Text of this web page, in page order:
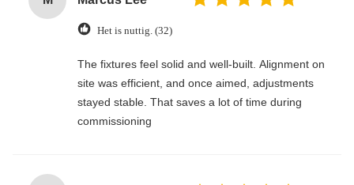
Het is nuttig. (32)
The fixtures feel solid and well-built. Alignment on
site was efficient, and once aimed, adjustments
stayed stable. That saves a lot of time during
commissioning